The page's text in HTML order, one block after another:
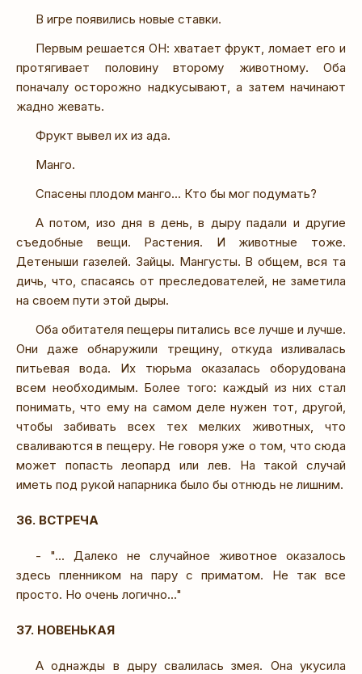
В игре появились новые ставки.
Первым решается ОН: хватает фрукт, ломает его и
протягивает половину второму животному. Оба
поначалу осторожно надкусывают, а затем начинают
жадно жевать.
Фрукт вывел их из ада.
Манго.
Спасены плодом манго... Кто бы мог подумать?
А потом, изо дня в день, в дыру падали и другие
съедобные вещи. Растения. И животные тоже.
Детеныши газелей. Зайцы. Мангусты. В общем, вся та
дичь, что, спасаясь от преследователей, не заметила
на своем пути этой дыры.
Оба обитателя пещеры питались все лучше и лучше.
Они даже обнаружили трещину, откуда изливалась
питьевая вода. Их тюрьма оказалась оборудована
всем необходимым. Более того: каждый из них стал
понимать, что ему на самом деле нужен тот, другой,
чтобы забивать всех тех мелких животных, что
сваливаются в пещеру. Не говоря уже о том, что сюда
может попасть леопард или лев. На такой случай
иметь под рукой напарника было бы отнюдь не лишним.
36. ВСТРЕЧА
- "... Далеко не случайное животное оказалось
здесь пленником на пару с приматом. Не так все
просто. Но очень логично..."
37. НОВЕНЬКАЯ
А однажды в дыру свалилась змея. Она укусила